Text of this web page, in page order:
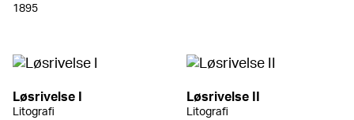
1895
Løsrivelse I
Litografi
Løsrivelse II
Litografi